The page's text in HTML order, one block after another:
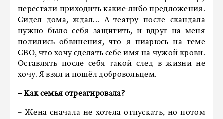
перестали приходить какие-либо предложения.
Сидел дома, ждал... А театру после скандала
нужно было себя защитить, и вдруг на меня
полились обвинения, что я пиарюсь на теме
СВО, что хочу сделать себе имя на чужой крови.
Оставлять после себя такой след в жизни не
хочу. Я взял и пошёл добровольцем.
– Как семья отреагировала?
– Жена сначала не хотела отпускать, но потом